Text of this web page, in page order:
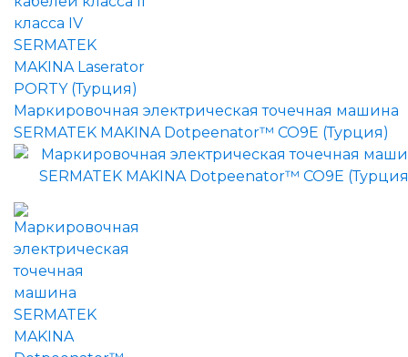
Маркировочная электрическая точечная машина
SERMATEK MAKINA Dotpeenator™ CO9E (Турция)